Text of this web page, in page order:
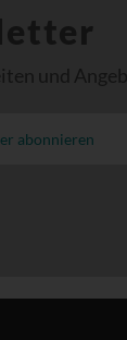
und